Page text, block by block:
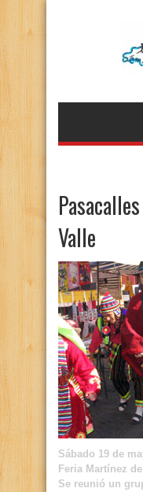
Valle
Sábado 19 de
Feria Martínez
Se reunió un